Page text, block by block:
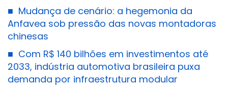
■ Mudança de cenário: a hegemonia da
Anfavea sob pressão das novas montadoras
chinesas
■ Com R$ 140 bilhões em investimentos até
2033, indústria automotiva brasileira puxa
demanda por infraestrutura modular